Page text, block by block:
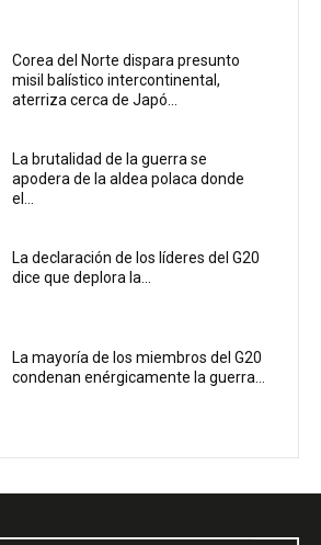
Corea del Norte dispara presunto
misil balístico intercontinental,
aterriza cerca de Japó...
La brutalidad de la guerra se
apodera de la aldea polaca donde
el...
La declaración de los líderes del G20
dice que deplora la...
La mayoría de los miembros del G20
condenan enérgicamente la guerra...